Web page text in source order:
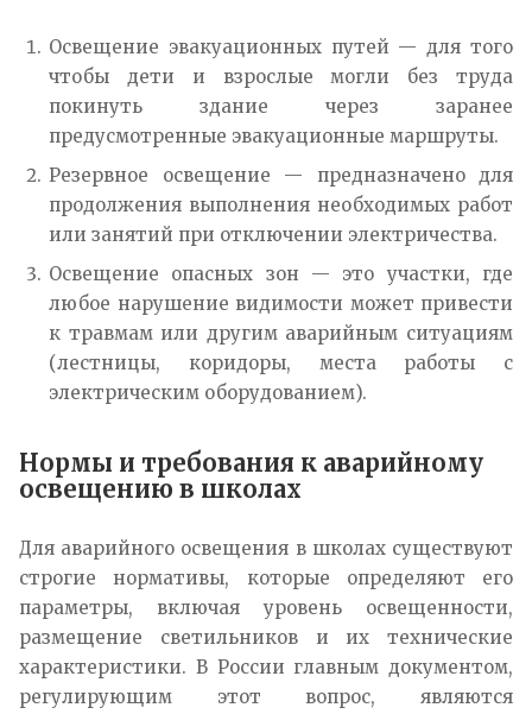
Освещение эвакуационных путей — для того
чтобы дети и взрослые могли без труда
покинуть здание через заранее
предусмотренные эвакуационные маршруты.
Резервное освещение — предназначено для
продолжения выполнения необходимых работ
или занятий при отключении электричества.
Освещение опасных зон — это участки, где
любое нарушение видимости может привести
к травмам или другим аварийным ситуациям
(лестницы, коридоры, места работы с
электрическим оборудованием).
Нормы и требования к аварийному
освещению в школах
Для аварийного освещения в школах существуют
строгие нормативы, которые определяют его
параметры, включая уровень освещенности,
размещение светильников и их технические
характеристики. В России главным документом,
регулирующим этот вопрос, являются